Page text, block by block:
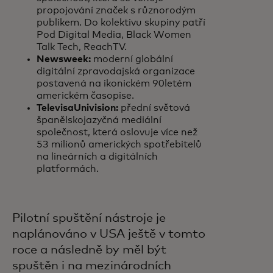
propojování značek s různorodým
publikem. Do kolektivu skupiny patří
Pod Digital Media, Black Women
Talk Tech, ReachTV.
Newsweek: moderní globální
digitální zpravodajská organizace
postavená na ikonickém 90letém
americkém časopise.
TelevisaUnivision: přední světová
španělskojazyčná mediální
společnost, která oslovuje více než
53 milionů amerických spotřebitelů
na lineárních a digitálních
platformách.
Pilotní spuštění nástroje je
naplánováno v USA ještě v tomto
roce a následně by měl být
spuštěn i na mezinárodních